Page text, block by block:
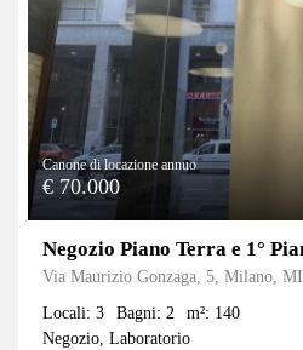
Canone di locazione annuo
€ 70.000
Via Maurizio Gonzaga, 5, Milano, MI
Locali: 3
Bagni: 2
m²: 140
Negozio, Laboratorio